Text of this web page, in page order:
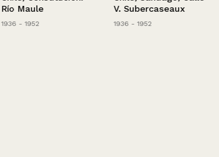
Río Maule
1936 - 1952
V. Subercaseaux
1936 - 1952